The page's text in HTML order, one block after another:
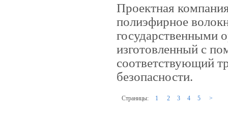
Проектная
полиэфирное
государственными
изготовленный с
соответствующий
безопасности.
Страницы: 1 2 3 4 5 >